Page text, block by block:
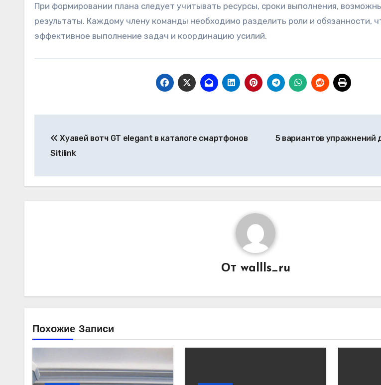
При формировании плана следует учитывать ресурсы, сроки выполнения,
результаты. Каждому члену команды необходимо разделить роли и обязанности,
эффективное выполнение задач и координацию усилий.
по
Хуавей вотч GT elegant в каталоге смартфонов
Sitilink
5 вариантов упражнений
От wallls_ru
Похожие Записи